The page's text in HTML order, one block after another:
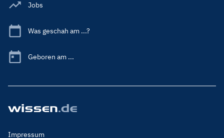
Jobs
Was geschah am ...?
Geboren am ...
Footer
Impressum